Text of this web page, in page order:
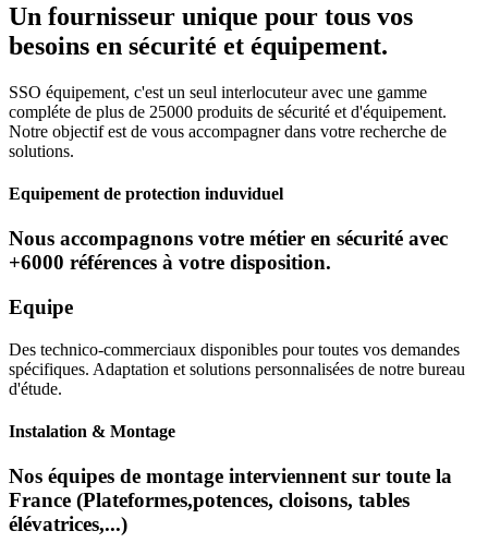
Un fournisseur unique pour tous vos
besoins en sécurité et équipement.
SSO équipement, c'est un seul interlocuteur avec une gamme
compléte de plus de 25000 produits de sécurité et d'équipement.
Notre objectif est de vous accompagner dans votre recherche de
solutions.
Equipement de protection induviduel
Nous accompagnons votre métier en sécurité avec
+6000 références à votre disposition.
Equipe
Des technico-commerciaux disponibles pour toutes vos demandes
spécifiques. Adaptation et solutions personnalisées de notre bureau
d'étude.
Instalation & Montage
Nos équipes de montage interviennent sur toute la
France (Plateformes,potences, cloisons, tables
élévatrices,...)